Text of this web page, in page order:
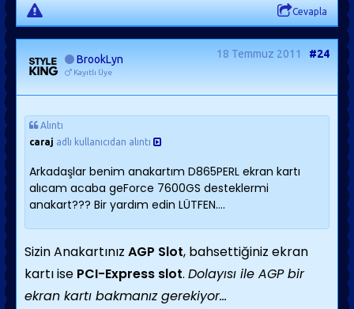
Cevapla
BrookLyn
Kayıtlı Üye
18 Temmuz 2011 #24
Alıntı
caraj adlı kullanıcıdan alıntı
Arkadaşlar benim anakartım D865PERL ekran kartı
alıcam acaba geForce 7600GS desteklermi
anakart??? Bir yardım edin LÜTFEN....
Sizin Anakartınız AGP Slot, bahsettiğiniz ekran
kartı ise PCI-Express slot. Dolayısı ile AGP bir
ekran kartı bakmanız gerekiyor...